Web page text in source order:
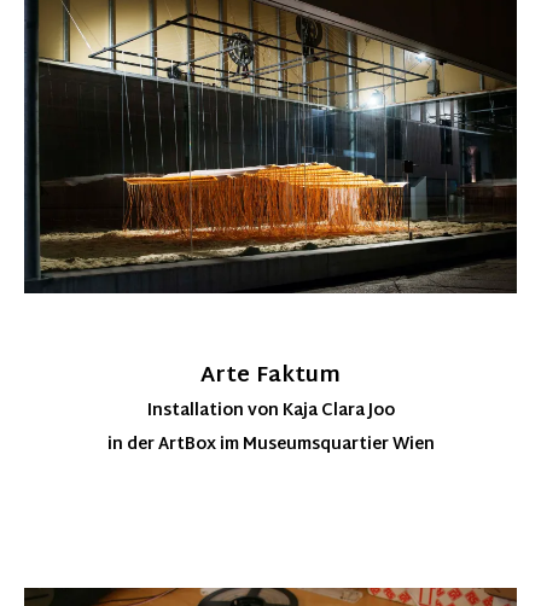
Arte Faktum
Installation von Kaja Clara Joo
in der ArtBox im Museumsquartier Wien